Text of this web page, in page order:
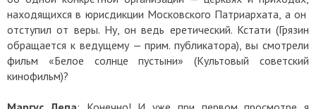
находящихся в юрисдикции Московского Патриархата, а он
отступил от веры. Ну, он ведь еретический. Кстати (Грязин
обращается к ведущему — прим. публикатора), вы смотрели
фильм «Белое солнце пустыни» (Культовый советский
кинофильм)?